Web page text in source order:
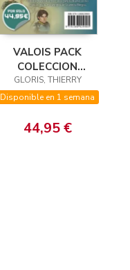
VALOIS PACK
COLECCION
COMPLETA
GLORIS, THIERRY
Disponible en 1 semana
44,95 €